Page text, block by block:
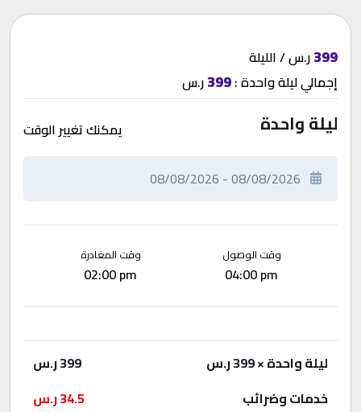
399ر.س / الليلة
إجماليليلة واحدة:
399ر.س
ليلة واحدة يمكنك تغيير الوقت
وقت الوصول
04:00 pm
وقت المغادرة
02:00 pm
ليلة واحدة× 399 ر.س 399ر.س
خدمات وضرائب
34.5ر.س